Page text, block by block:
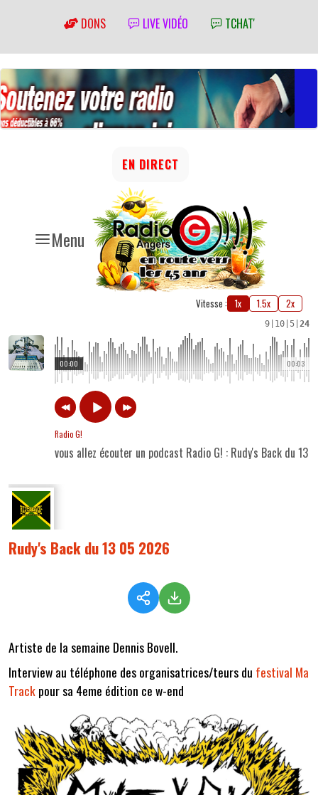
DONS LIVE VIDÉO TCHAT'
Menu
EN DIRECT
Vitesse : 1x 1.5x 2x
9 10 5 24
00:03
00:00
Radio G!
vous allez écouter un podcast Radio G! : Rudy's Back du 13
Rudy's Back du 13 05 2026
Artiste de la semaine Dennis Bovell.
Interview au téléphone des organisatrices/teurs du festival Ma
Trackpour sa 4eme édition ce w-end